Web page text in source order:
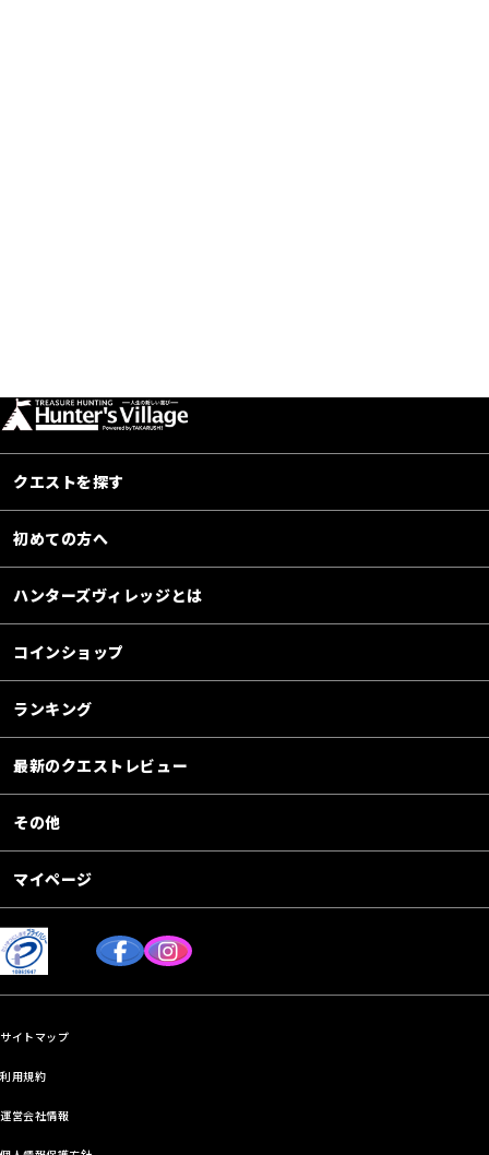
クエストを探す
初めての方へ
ハンターズヴィレッジとは
コインショップ
ランキング
最新のクエストレビュー
その他
マイページ
サイトマップ
利用規約
運営会社情報